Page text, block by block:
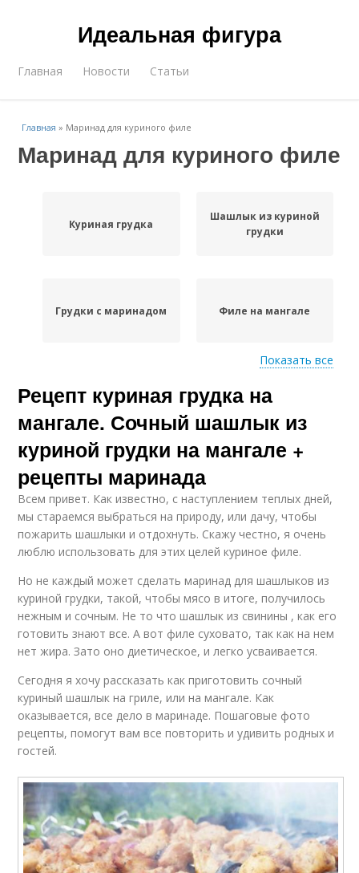
Идеальная фигура
Главная Новости Статьи
Главная » Маринад для куриного филе
Маринад для куриного филе
Куриная грудка
Шашлык из куриной
грудки
Грудки с маринадом Филе на мангале
Маринады для
шашлыка
Сметанный маринад
Маринад с майонезом Маринад на майонезе
Маринад для
шашлыка
Филе на гриле Маринад для курицы
Корочка в медово-
Филе для шашлыка
Шашлык из куриного
филе
Филе в соевом соусе
Показать все
Рецепт куриная грудка на
мангале. Сочный шашлык из
куриной грудки на мангале +
рецепты маринада
Всем привет. Как известно, с наступлением теплых дней,
мы стараемся выбраться на природу, или дачу, чтобы
пожарить шашлыки и отдохнуть. Скажу честно, я очень
люблю использовать для этих целей куриное филе.
Но не каждый может сделать маринад для шашлыков из
куриной грудки, такой, чтобы мясо в итоге, получилось
нежным и сочным. Не то что шашлык из свинины , как его
готовить знают все. А вот филе суховато, так как на нем
нет жира. Зато оно диетическое, и легко усваивается.
Сегодня я хочу рассказать как приготовить сочный
куриный шашлык на гриле, или на мангале. Как
оказывается, все дело в маринаде. Пошаговые фото
рецепты, помогут вам все повторить и удивить родных и
гостей.